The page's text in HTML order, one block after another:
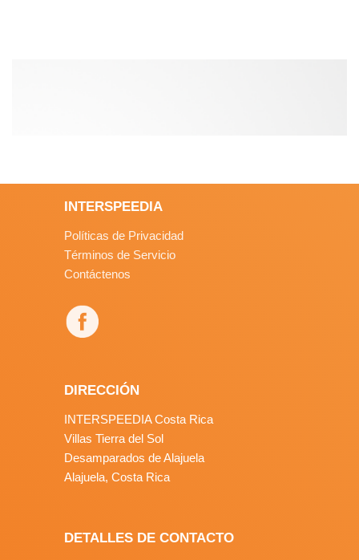
INTERSPEEDIA
Políticas de Privacidad
Términos de Servicio
Contáctenos
DIRECCIÓN
INTERSPEEDIA Costa Rica
Villas Tierra del Sol
Desamparados de Alajuela
Alajuela, Costa Rica
DETALLES DE CONTACTO